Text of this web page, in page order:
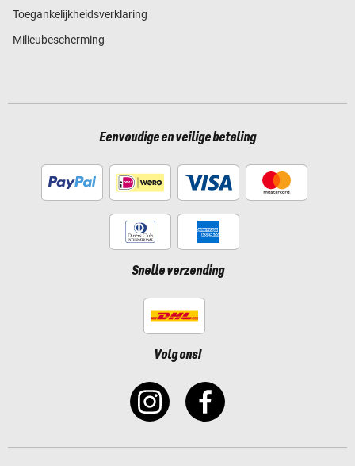
Toegankelijkheidsverklaring
Milieubescherming
Eenvoudige en veilige betaling
Snelle verzending
Volg ons!